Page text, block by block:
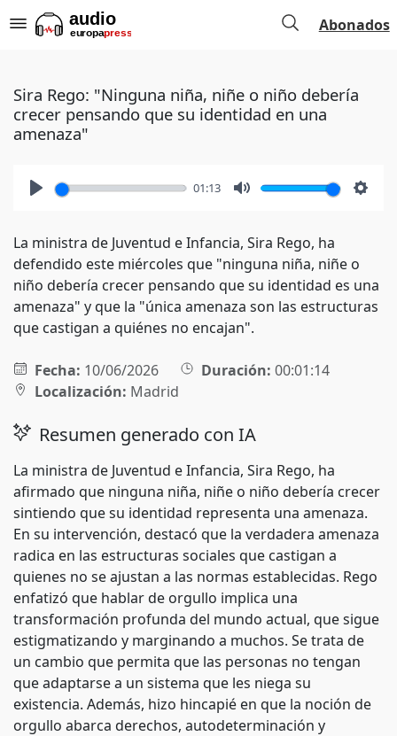
Abonados
Sira Rego: "Ninguna niña, niñe o niño debería
crecer pensando que su identidad en una
amenaza"
01:13
La ministra de Juventud e Infancia, Sira Rego, ha
defendido este miércoles que "ninguna niña, niñe o
niño debería crecer pensando que su identidad es una
amenaza" y que la "única amenaza son las estructuras
que castigan a quiénes no encajan".
Fecha: 10/06/2026 Duración: 00:01:14
Localización: Madrid
Resumen generado con IA
La ministra de Juventud e Infancia, Sira Rego, ha
afirmado que ninguna niña, niñe o niño debería crecer
sintiendo que su identidad representa una amenaza.
En su intervención, destacó que la verdadera amenaza
radica en las estructuras sociales que castigan a
quienes no se ajustan a las normas establecidas. Rego
enfatizó que hablar de orgullo implica una
transformación profunda del mundo actual, que sigue
estigmatizando y marginando a muchos. Se trata de
un cambio que permita que las personas no tengan
que adaptarse a un sistema que les niega su
existencia. Además, hizo hincapié en que la noción de
orgullo abarca derechos, autodeterminación y